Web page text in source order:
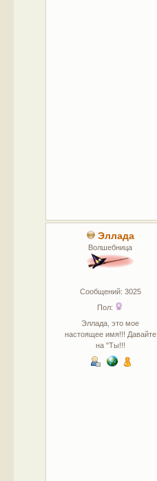
Эллада
Волшебница
Сообщений: 3025
Пол:
Эллада, это мое
настоящее имя!!! Давайте
на "Ты!!!